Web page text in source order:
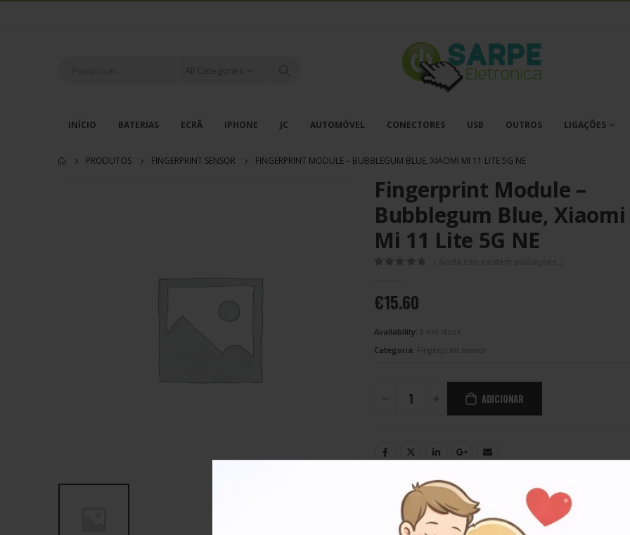
INÍCIO BATERIAS ECRÃ IPHONE JC AUTOMÓVEL CONECTORES USB OUTROS LIGAÇÕES
PRODUTOS FINGERPRINT SENSOR FINGERPRINT MODULE – BUBBLEGUM BLUE, XIAOMI MI 11 LITE 5G NE
Fingerprint Module –
Bubblegum Blue, Xiaomi
Mi 11 Lite 5G NE
€15.60
Availability: 3 em stock
Categoria: Fingerprint sensor
ADICIONAR
Share this:
Facebook WhatsApp Print